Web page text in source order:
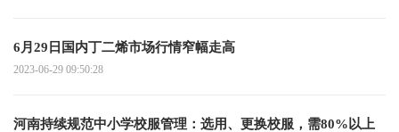
6月29日国内丁二烯市场行情窄幅走高
2023-06-29 09:50:28
河南持续规范中小学校服管理：选用、更换校服，需80%以上